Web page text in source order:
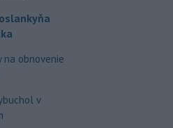
na obnovenie
v